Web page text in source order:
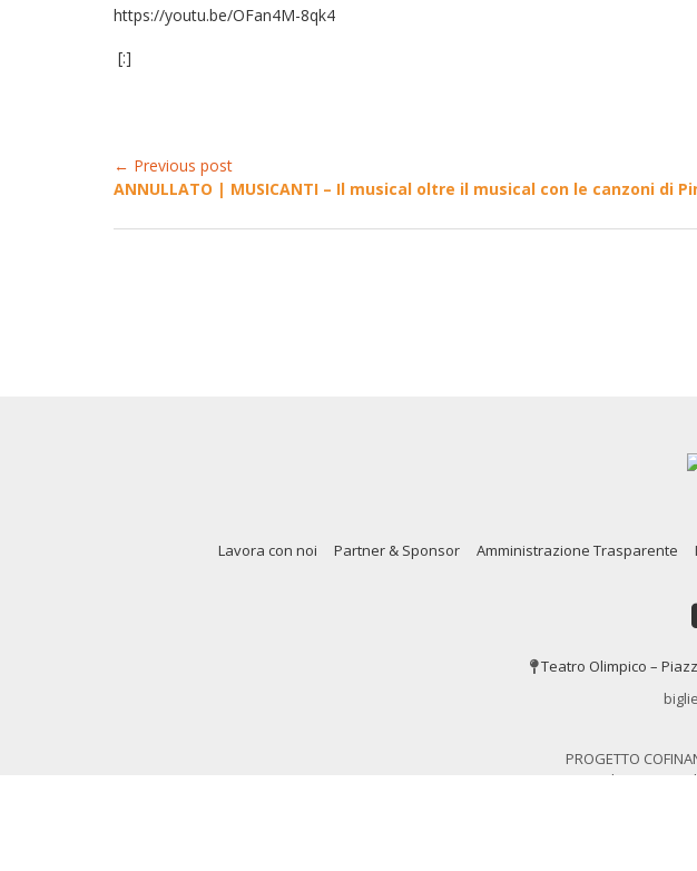
https://youtu.be/OFan4M-8qk4
[:]
← Previous post
ANNULLATO | MUSICANTI – Il musical oltre il musical con le canzoni di
Lavora con noi Partner & Sponsor Amministrazione Trasparente
Teatro Olimpico –
PROGETTO
Fondo Europeo